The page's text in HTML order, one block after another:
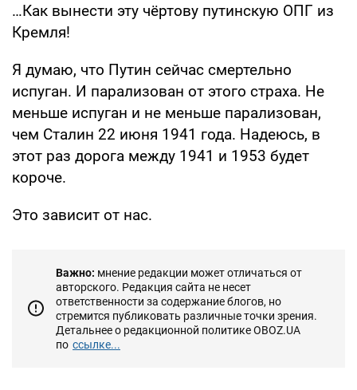
…Как вынести эту чёртову путинскую ОПГ из
Кремля!
Я думаю, что Путин сейчас смертельно
испуган. И парализован от этого страха. Не
меньше испуган и не меньше парализован,
чем Сталин 22 июня 1941 года. Надеюсь, в
этот раз дорога между 1941 и 1953 будет
короче.
Это зависит от нас.
Важно: мнение редакции может отличаться от
авторского. Редакция сайта не несет
ответственности за содержание блогов, но
стремится публиковать различные точки зрения.
Детальнее о редакционной политике OBOZ.UA
по ссылке...